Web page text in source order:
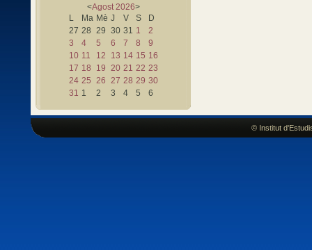
<Agost 2026>
L
Ma Mè J V S
D
27 28 29 30 31 1
2
3
4 5 6 7 8
9
10 11 12 13 14 15 16
17 18 19 20 21 22 23
24 25 26 27 28 29 30
31 1 2 3 4 5 6
© Institut